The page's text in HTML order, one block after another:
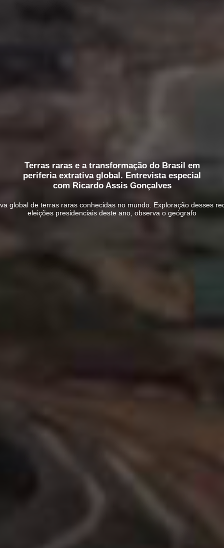
Terras raras e a transformação do Brasil em
periferia extrativa global. Entrevista especial
com Ricardo Assis Gonçalves
global de terras raras conhecidas no mundo. Exploração desses
eleições presidenciais deste ano, observa o geógrafo